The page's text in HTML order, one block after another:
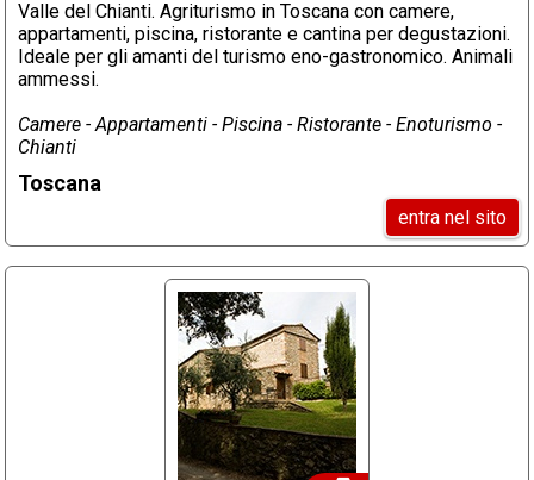
Valle del Chianti. Agriturismo in Toscana con camere,
appartamenti, piscina, ristorante e cantina per degustazioni.
Ideale per gli amanti del turismo eno-gastronomico. Animali
ammessi.
Camere - Appartamenti - Piscina - Ristorante - Enoturismo -
Chianti
Toscana
entra nel sito